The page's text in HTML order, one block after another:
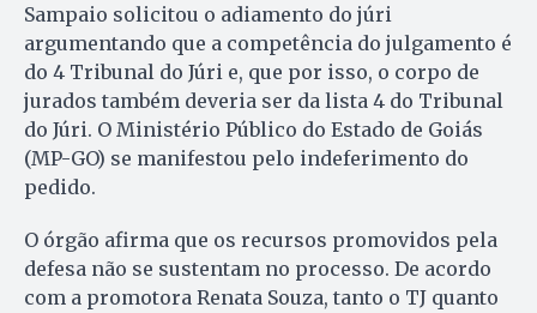
Sampaio solicitou o adiamento do júri
argumentando que a competência do julgamento é
do 4 Tribunal do Júri e, que por isso, o corpo de
jurados também deveria ser da lista 4 do Tribunal
do Júri. O Ministério Público do Estado de Goiás
(MP-GO) se manifestou pelo indeferimento do
pedido.
O órgão afirma que os recursos promovidos pela
defesa não se sustentam no processo. De acordo
com a promotora Renata Souza, tanto o TJ quanto